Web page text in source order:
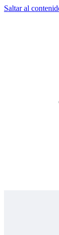
Saltar al